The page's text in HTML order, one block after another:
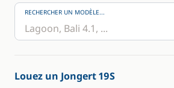
RECHERCHER UN MODÈLE...
Louez un Jongert 19S